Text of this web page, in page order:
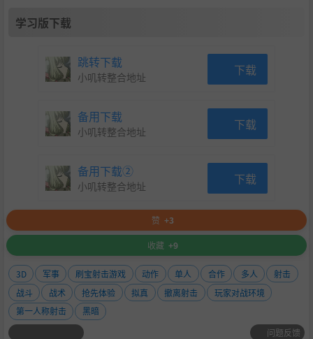
Incursion Red River lets you play with up to three of your f
riends. Complete contracts and challenges from three diff
erent PMCs to increase your reputation and rewards. Acc
and gear. Whether you prefer to be scoped from afar or lik
e keeping things close and personal, you choose how you
opics of Vietnam to gain influence and wealth, or die tryin
g and lose it all.
个不同 PMC 的合同和挑战，以提高您的声望和奖励。进入供
应商处购买数量有限的武器和装备。无论您是喜欢远距离瞄
准，还是喜欢近身肉搏，您都可以选择完成任务的方式。在
越南的热带地区一路射击和掠夺，以获得影响力和财富，或
者死里逃生，失去一切。
Tactical and Immersive
战术性和沉浸式
学习版下载
跳转下载
小叽转整合地址 下载
备用下载
小叽转整合地址 下载
备用下载②
小叽转整合地址 下载
赞 +3
收藏 +9
3D 军事 刷宝射击游戏 动作 单人 合作 多人
射击
战斗
战术 抢先体验 拟真 撤离射击
玩家对战环境
第一人称射击
黑暗
问题反馈